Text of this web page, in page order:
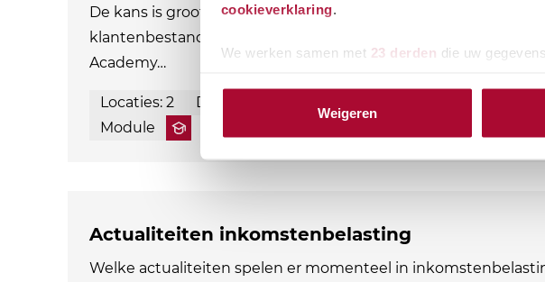
cookieverklaring.
We werken samen met 23 derden die uw
Weigeren
De kans is groot dat aandeelhouders met een aanmerkelijk
klantenbestand. Als adviseur ben je natuurlijk op de hoogte
Academy…
Locaties: 2 Datum mogelijkheden: 3
Module
Actualiteiten inkomstenbelasting
Welke actualiteiten spelen er momenteel in